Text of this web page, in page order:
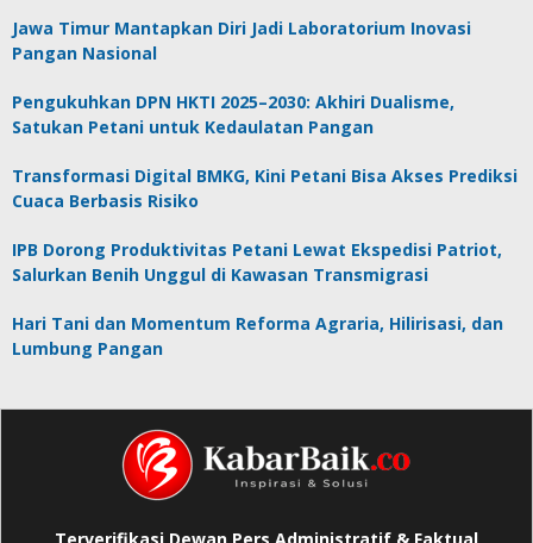
Jawa Timur Mantapkan Diri Jadi Laboratorium Inovasi
Pangan Nasional
Pengukuhkan DPN HKTI 2025–2030: Akhiri Dualisme,
Satukan Petani untuk Kedaulatan Pangan
Transformasi Digital BMKG, Kini Petani Bisa Akses Prediksi
Cuaca Berbasis Risiko
IPB Dorong Produktivitas Petani Lewat Ekspedisi Patriot,
Salurkan Benih Unggul di Kawasan Transmigrasi
Hari Tani dan Momentum Reforma Agraria, Hilirisasi, dan
Lumbung Pangan